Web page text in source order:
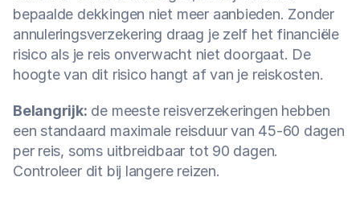
bepaalde dekkingen niet meer aanbieden. Zonder
annuleringsverzekering draag je zelf het financiële
risico als je reis onverwacht niet doorgaat. De
hoogte van dit risico hangt af van je reiskosten.
Belangrijk: de meeste reisverzekeringen hebben
een standaard maximale reisduur van 45-60 dagen
per reis, soms uitbreidbaar tot 90 dagen.
Controleer dit bij langere reizen.